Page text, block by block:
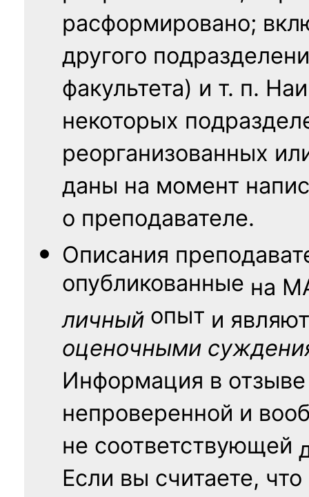
расформировано;
другого
факультета) и т. п.
некоторых
реорганизованных
даны на момент
о преподавателе.
Описания
опубликованные на
личный опыт и
оценочными
Информация в
непроверенной и
не соответствующей
Если вы считаете, что